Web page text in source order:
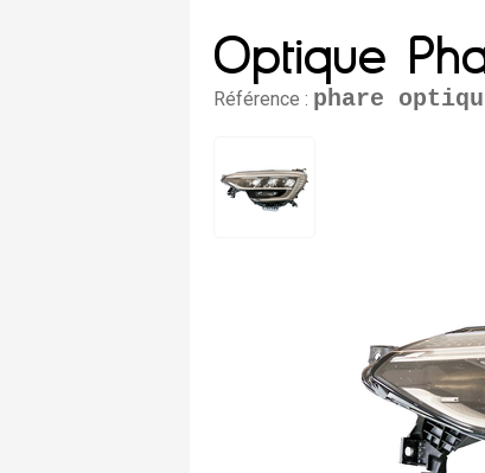
Optique
Référence : phare